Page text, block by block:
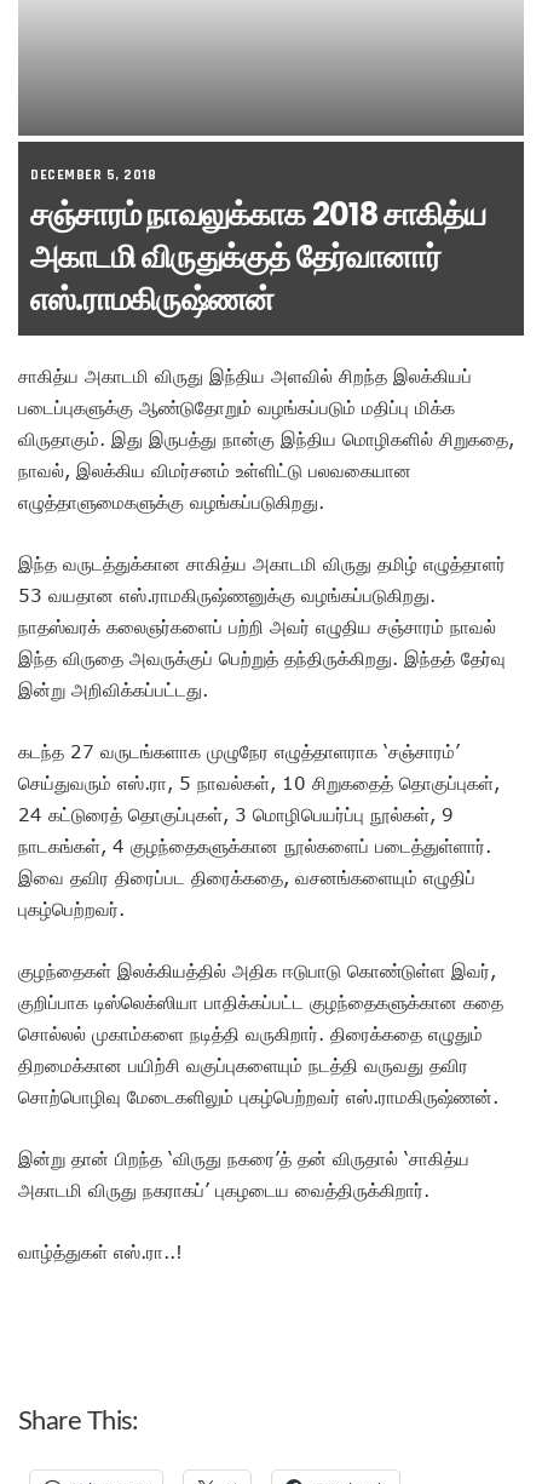
DECEMBER 5, 2018
சஞ்சாரம் நாவலுக்காக 2018 சாகித்ய
அகாடமி விருதுக்குத் தேர்வானார்
எஸ்.ராமகிருஷ்ணன்
சாகித்ய அகாடமி விருது இந்திய அளவில் சிறந்த இலக்கியப்
படைப்புகளுக்கு ஆண்டுதோறும் வழங்கப்படும் மதிப்பு மிக்க
விருதாகும். இது இருபத்து நான்கு இந்திய மொழிகளில் சிறுகதை,
நாவல், இலக்கிய விமர்சனம் உள்ளிட்டு பலவகையான
எழுத்தாளுமைகளுக்கு வழங்கப்படுகிறது.
இந்த வருடத்துக்கான சாகித்ய அகாடமி விருது தமிழ் எழுத்தாளர்
53 வயதான எஸ்.ராமகிருஷ்ணனுக்கு வழங்கப்படுகிறது.
நாதஸ்வரக் கலைஞர்களைப் பற்றி அவர் எழுதிய சஞ்சாரம் நாவல்
இந்த விருதை அவருக்குப் பெற்றுத் தந்திருக்கிறது. இந்தத் தேர்வு
இன்று அறிவிக்கப்பட்டது.
கடந்த 27 வருடங்களாக முழுநேர எழுத்தாளராக ‘சஞ்சாரம்’
செய்துவரும் எஸ்.ரா, 5 நாவல்கள், 10 சிறுகதைத் தொகுப்புகள்,
24 கட்டுரைத் தொகுப்புகள், 3 மொழிபெயர்ப்பு நூல்கள், 9
நாடகங்கள், 4 குழந்தைகளுக்கான நூல்களைப் படைத்துள்ளார்.
இவை தவிர திரைப்பட திரைக்கதை, வசனங்களையும் எழுதிப்
புகழ்பெற்றவர்.
குழந்தைகள் இலக்கியத்தில் அதிக ஈடுபாடு கொண்டுள்ள இவர்,
குறிப்பாக டிஸ்லெக்ஸியா பாதிக்கப்பட்ட குழந்தைகளுக்கான கதை
சொல்லல் முகாம்களை நடித்தி வருகிறார். திரைக்கதை எழுதும்
திறமைக்கான பயிற்சி வகுப்புகளையும் நடத்தி வருவது தவிர
சொற்பொழிவு மேடைகளிலும் புகழ்பெற்றவர் எஸ்.ராமகிருஷ்ணன்.
இன்று தான் பிறந்த ‘விருது நகரை’த் தன் விருதால் ‘சாகித்ய
அகாடமி விருது நகராகப்’ புகழடைய வைத்திருக்கிறார்.
வாழ்த்துகள் எஸ்.ரா..!
Share This: